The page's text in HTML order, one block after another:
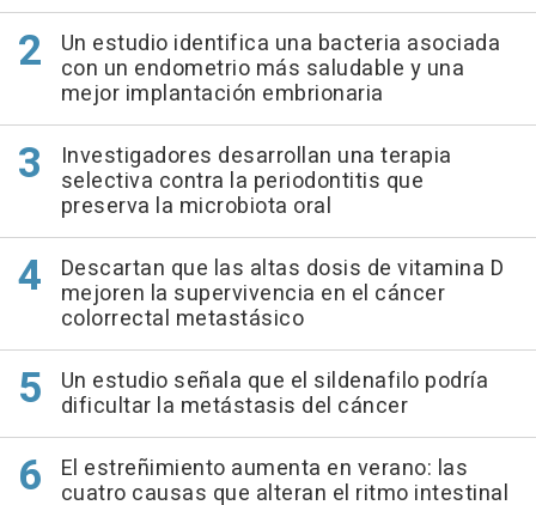
Un estudio identifica una bacteria asociada
con un endometrio más saludable y una
mejor implantación embrionaria
Investigadores desarrollan una terapia
selectiva contra la periodontitis que
preserva la microbiota oral
Descartan que las altas dosis de vitamina D
mejoren la supervivencia en el cáncer
colorrectal metastásico
Un estudio señala que el sildenafilo podría
dificultar la metástasis del cáncer
El estreñimiento aumenta en verano: las
cuatro causas que alteran el ritmo intestinal